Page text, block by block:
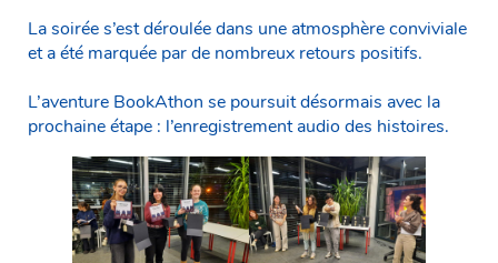
La soirée s’est déroulée dans une atmosphère conviviale
et a été marquée par de nombreux retours positifs.
L’aventure BookAthon se poursuit désormais avec la
prochaine étape : l’enregistrement audio des histoires.